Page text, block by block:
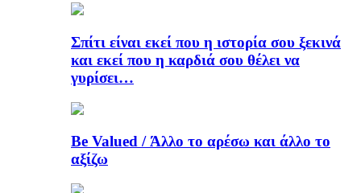
Σπίτι είναι εκεί που η ιστορία σου ξεκινά
και εκεί που η καρδιά σου θέλει να
γυρίσει…
Be Valued / Άλλο το αρέσω και άλλο το
αξίζω